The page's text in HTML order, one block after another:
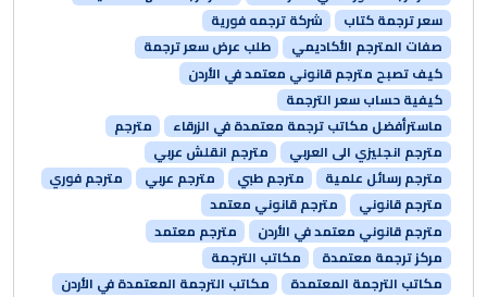
سعر ترجمة كتاب
شركة ترجمه فورية
صفات المترجم الأكاديمي
طلب عرض سعر ترجمة
كيف تصبح مترجم قانوني معتمد في الأردن
كيفية حساب سعر الترجمة
ماسترأفضل مكاتب ترجمة معتمدة في الزرقاء
مترجم
مترجم انجليزي الى العربي
مترجم انقلش عربي
مترجم رسائل علمية
مترجم طبي مترجم عربي
مترجم فوري
مترجم قانوني
مترجم قانوني معتمد
مترجم قانوني معتمد في الأردن
مترجم معتمد
مركز ترجمة معتمدة
مكاتب الترجمة
مكاتب الترجمة المعتمدة
مكاتب الترجمة المعتمدة في الأردن